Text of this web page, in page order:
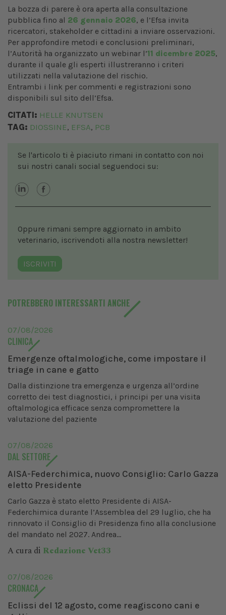
La bozza di parere è ora aperta alla consultazione
pubblica fino al 26 gennaio 2026, e l’Efsa invita
ricercatori, stakeholder e cittadini a inviare osservazioni.
Per approfondire metodi e conclusioni preliminari,
l’Autorità ha organizzato un webinar l’11 dicembre 2025,
durante il quale gli esperti illustreranno i criteri
utilizzati nella valutazione del rischio.
Entrambi i link per commenti e registrazioni sono
disponibili sul sito dell’Efsa.
CITATI: HELLE KNUTSEN
TAG: DIOSSINE, EFSA, PCB
Se l'articolo ti è piaciuto rimani in contatto con noi
sui nostri canali social seguendoci su:
Oppure rimani sempre aggiornato in ambito
veterinario, iscrivendoti alla nostra newsletter!
ISCRIVITI
POTREBBERO INTERESSARTI ANCHE
07/08/2026
CLINICA
Emergenze oftalmologiche, come impostare il
triage in cane e gatto
Dalla distinzione tra emergenza e urgenza all’ordine
corretto dei test diagnostici, i principi per una visita
oftalmologica efficace senza compromettere la
valutazione del paziente
07/08/2026
DAL SETTORE
AISA-Federchimica, nuovo Consiglio: Carlo Gazza
eletto Presidente
Carlo Gazza è stato eletto Presidente di AISA-
Federchimica durante l’Assemblea del 29 luglio, che ha
rinnovato il Consiglio di Presidenza fino alla conclusione
del mandato nel 2027. Andrea...
A cura di Redazione Vet33
07/08/2026
CRONACA
Eclissi del 12 agosto, come reagiscono cani e